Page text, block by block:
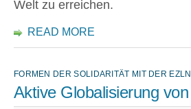
Welt zu erreichen.
READ MORE
FORMEN DER SOLIDARITÄT MIT DER EZLN
Aktive Globalisierung